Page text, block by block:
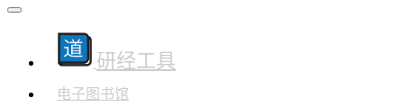
研经工具
电子图书馆